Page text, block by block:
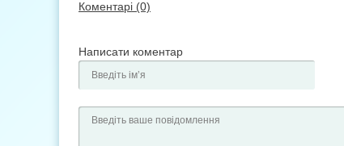
Коментарі (0)
Написати коментар